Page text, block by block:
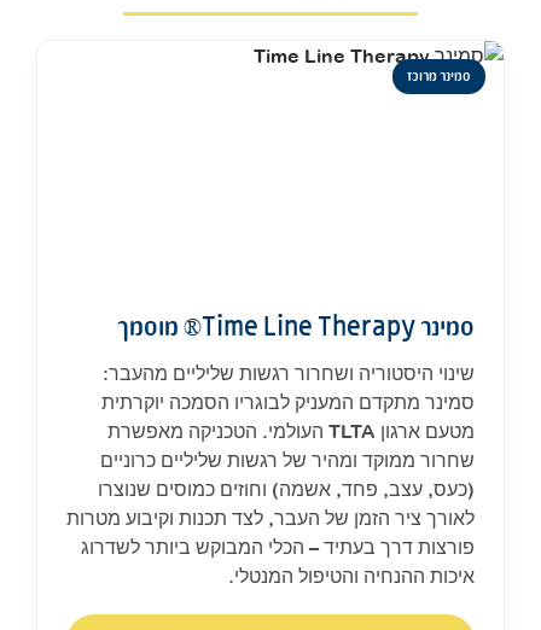
סמינר מרוכז
סמינר Time Line Therapy® מוסמך
שינוי היסטוריה ושחרור רגשות שליליים מהעבר:
סמינר מתקדם המעניק לבוגריו הסמכה יוקרתית
מטעם ארגון TLTA העולמי. הטכניקה מאפשרת
שחרור ממוקד ומהיר של רגשות שליליים כרוניים
(כעס, עצב, פחד, אשמה) וחוזים כמוסים שנוצרו
לאורך ציר הזמן של העבר, לצד תכנות וקיבוע מטרות
פורצות דרך בעתיד – הכלי המבוקש ביותר לשדרוג
איכות ההנחיה והטיפול המנטלי.